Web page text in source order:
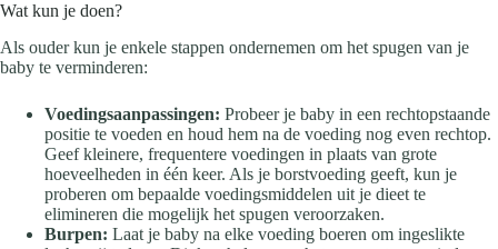
Wat kun je doen?
Als ouder kun je enkele stappen ondernemen om het spugen van je
baby te verminderen:
Voedingsaanpassingen: Probeer je baby in een rechtopstaande
positie te voeden en houd hem na de voeding nog even rechtop.
Geef kleinere, frequentere voedingen in plaats van grote
hoeveelheden in één keer. Als je borstvoeding geeft, kun je
proberen om bepaalde voedingsmiddelen uit je dieet te
elimineren die mogelijk het spugen veroorzaken.
Burpen: Laat je baby na elke voeding boeren om ingeslikte